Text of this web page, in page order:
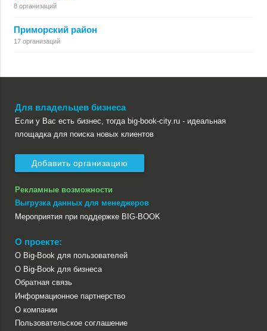
8 организаций
Приморский район
17 организаций
Для владельцев бизнеса
Если у Вас есть бизнес, тогда big-book-city.ru - идеальная
площадка для поиска новых клиентов
Добавить организацию
Рекламные возможности
Выгрузка данных для менеджеров
Мероприятия при поддержке BIG-BOOK
О проекте:
О Big-Book для пользователей
О Big-Book для бизнеса
Обратная связь
Информационное партнерство
О компании
Пользовательское соглашение